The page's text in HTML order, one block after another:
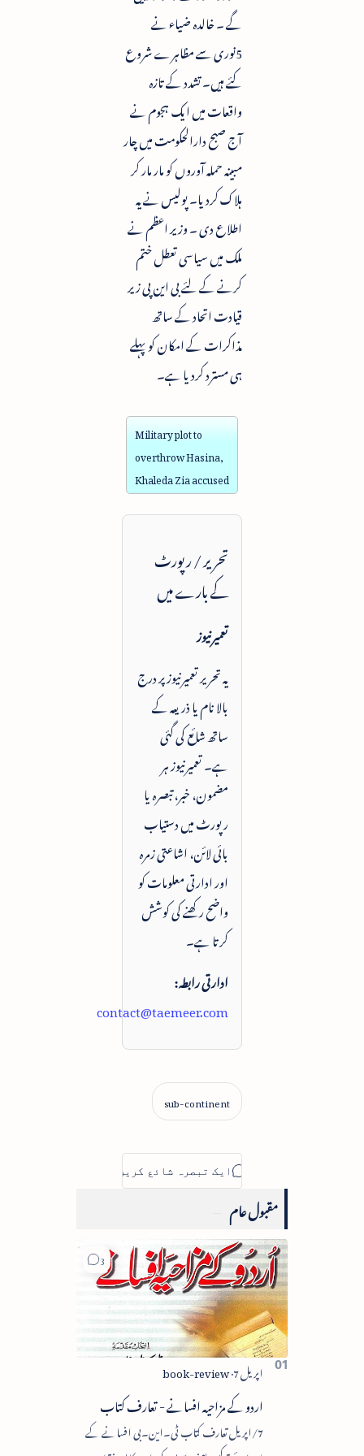
گے ۔ خالدہ ضیاء نے
5نوری سے مظاہرے شروع
کئے ہیں۔ تشدد کے تازہ
واقعات میں ایک ہجوم نے
آج صبح دارالحکومت میں چار
مبینہ حملہ آوروں کو مار مار کر
ہلاک کردیا۔ پولیس نے یہ
اطلاع دی ۔ وزیر اعظم نے
ملک میں سیاسی تعطل ختم
کرنے کے لئے بی این پی زیر
قیادت اتحاد کے ساتھ
مذاکرات کے امکان کو پہلے
ہی مسترد کردیا ہے۔
Military plot to
overthrow Hasina,
Khaleda Zia accused
تحریر / رپورٹ
کے بارے میں
تعمیرنیوز
یہ تحریر تعمیرنیوز پر درج
بالا نام یا ذریعہ کے
ساتھ شائع کی گئی
ہے۔ تعمیرنیوز ہر
مضمون، خبر، تبصرہ یا
رپورٹ میں دستیاب
بائی لائن، اشاعتی زمرہ
اور ادارتی معلومات کو
واضح رکھنے کی کوشش
کرتا ہے۔
ادارتی رابطہ:
contact@taemeer.com
مقبول عام
اردو کے مزاحیہ افسانے - تعارف کتاب
7/اپریل تعارف کتاب ٹی۔این۔بی افسانے کے